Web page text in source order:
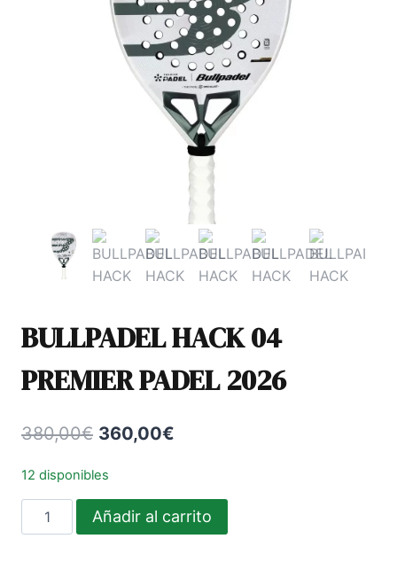
BULLPADEL HACK 04
PREMIER PADEL 2026
380,00€ El
era:
360,00€
es:
12 disponibles
BULLPADEL
HACK
Añadir al carrito